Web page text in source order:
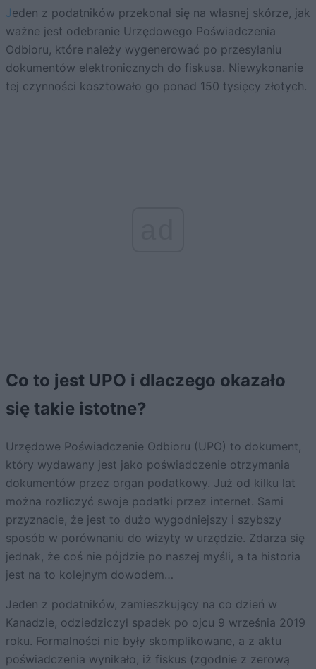
Jeden z podatników przekonał się na własnej skórze, jak
ważne jest odebranie Urzędowego Poświadczenia
Odbioru, które należy wygenerować po przesyłaniu
dokumentów elektronicznych do fiskusa. Niewykonanie
tej czynności kosztowało go ponad 150 tysięcy złotych.
Co to jest UPO i dlaczego okazało
się takie istotne?
Urzędowe Poświadczenie Odbioru (UPO) to dokument,
który wydawany jest jako poświadczenie otrzymania
dokumentów przez organ podatkowy. Już od kilku lat
można rozliczyć swoje podatki przez internet. Sami
przyznacie, że jest to dużo wygodniejszy i szybszy
sposób w porównaniu do wizyty w urzędzie. Zdarza się
jednak, że coś nie pójdzie po naszej myśli, a ta historia
jest na to kolejnym dowodem…
Jeden z podatników, zamieszkujący na co dzień w
Kanadzie, odziedziczył spadek po ojcu 9 września 2019
roku. Formalności nie były skomplikowane, a z aktu
poświadczenia wynikało, iż fiskus (zgodnie z zerową